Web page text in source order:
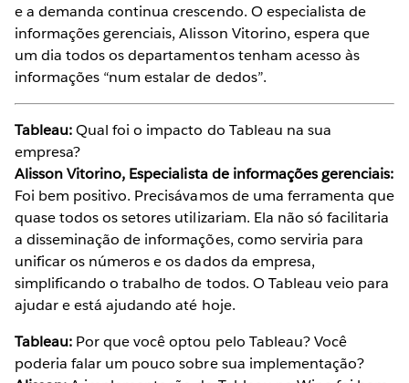
e a demanda continua crescendo. O especialista de
informações gerenciais, Alisson Vitorino, espera que
um dia todos os departamentos tenham acesso às
informações “num estalar de dedos”.
Tableau:Qual foi o impacto do Tableau na sua
empresa?
Alisson Vitorino, Especialista de informações gerenciais:
Foi bem positivo. Precisávamos de uma ferramenta que
quase todos os setores utilizariam. Ela não só facilitaria
a disseminação de informações, como serviria para
unificar os números e os dados da empresa,
simplificando o trabalho de todos. O Tableau veio para
ajudar e está ajudando até hoje.
Tableau: Por que você optou pelo Tableau? Você
poderia falar um pouco sobre sua implementação?